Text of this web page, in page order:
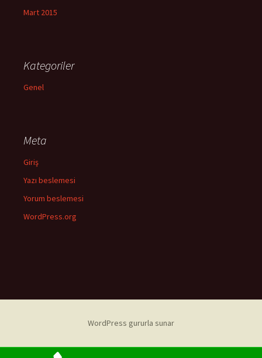
Mart 2015
Kategoriler
Genel
Meta
Giriş
Yazı beslemesi
Yorum beslemesi
WordPress.org
WordPress gururla sunar